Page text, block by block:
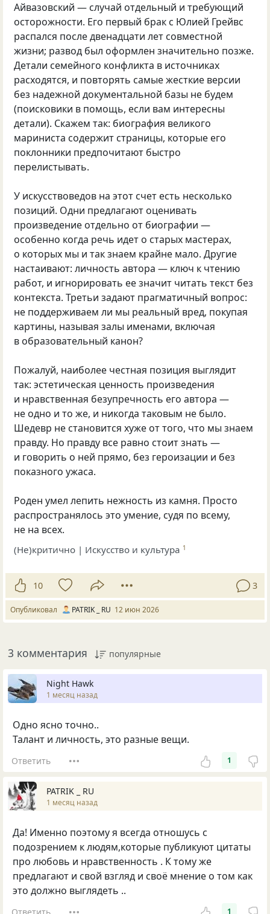
Айвазовский — случай отдельный и требующий
осторожности. Его первый брак с Юлией Грейвс
распался после двенадцати лет совместной
жизни; развод был оформлен значительно позже.
Детали семейного конфликта в источниках
расходятся, и повторять самые жесткие версии
без надежной документальной базы не будем
(поисковики в помощь, если вам интересны
детали). Скажем так: биография великого
мариниста содержит страницы, которые его
поклонники предпочитают быстро
перелистывать.
У искусствоведов на этот счет есть несколько
позиций. Одни предлагают оценивать
произведение отдельно от биографии —
особенно когда речь идет о старых мастерах,
о которых мы и так знаем крайне мало. Другие
настаивают: личность автора — ключ к чтению
работ, и игнорировать ее значит читать текст без
контекста. Третьи задают прагматичный вопрос:
не поддерживаем ли мы реальный вред, покупая
картины, называя залы именами, включая
в образовательный канон?
Пожалуй, наиболее честная позиция выглядит
так: эстетическая ценность произведения
и нравственная безупречность его автора —
не одно и то же, и никогда таковым не было.
Шедевр не становится хуже от того, что мы знаем
правду. Но правду все равно стоит знать —
и говорить о ней прямо, без героизации и без
показного ужаса.
Роден умел лепить нежность из камня. Просто
распространялось это умение, судя по всему,
не на всех.
(Не)критично | Искусство и культура 1
10 3
Опубликовал PATRIK _ RU 12 июн 2026
3 комментария популярные
Night Hawk
1 месяц назад
Одно ясно точно..
Талант и личность, это разные вещи.
Ответить 1
PATRIK _ RU
1 месяц назад
Да! Именно поэтому я всегда отношусь с
подозрением к людям,которые публикуют цитаты
про любовь и нравственность . К тому же
предлагают и свой взгляд и своё мнение о том как
это должно выглядеть ..
1